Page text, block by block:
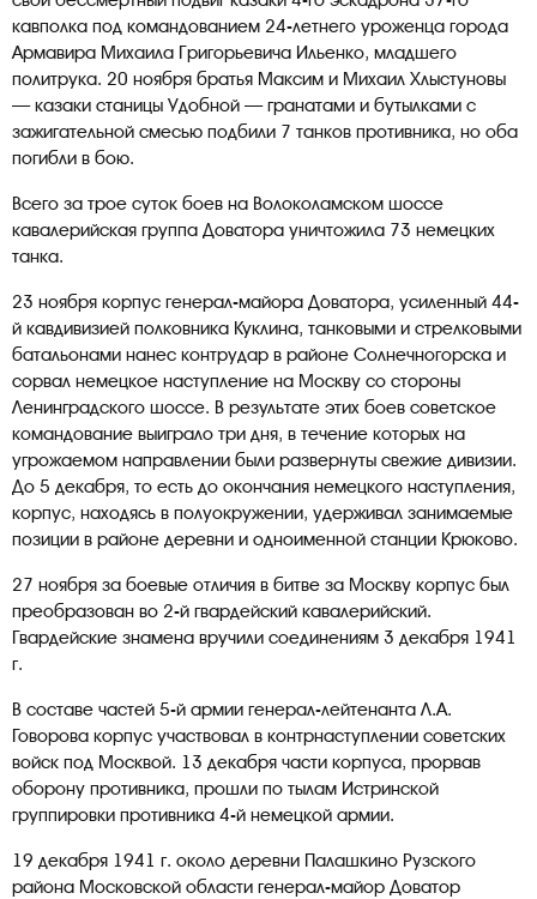
кавполка под командованием 24-летнего уроженца города
Армавира Михаила Григорьевича Ильенко, младшего
политрука. 20 ноября братья Максим и Михаил Хлыстуновы
— казаки станицы Удобной — гранатами и бутылками с
зажигательной смесью подбили 7 танков противника, но оба
погибли в бою.
Всего за трое суток боев на Волоколамском шоссе
кавалерийская группа Доватора уничтожила 73 немецких
танка.
23 ноября корпус генерал-майора Доватора, усиленный 44-
й кавдивизией полковника Куклина, танковыми и стрелковыми
батальонами нанес контрудар в районе Солнечногорска и
сорвал немецкое наступление на Москву со стороны
Ленинградского шоссе. В результате этих боев советское
командование выиграло три дня, в течение которых на
угрожаемом направлении были развернуты свежие дивизии.
До 5 декабря, то есть до окончания немецкого наступления,
корпус, находясь в полуокружении, удерживал занимаемые
позиции в районе деревни и одноименной станции Крюково.
27 ноября за боевые отличия в битве за Москву корпус был
преобразован во 2-й гвардейский кавалерийский.
Гвардейские знамена вручили соединениям 3 декабря 1941
г.
В составе частей 5-й армии генерал-лейтенанта Л.А.
Говорова корпус участвовал в контрнаступлении советских
войск под Москвой. 13 декабря части корпуса, прорвав
оборону противника, прошли по тылам Истринской
группировки противника 4-й немецкой армии.
19 декабря 1941 г. около деревни Палашкино Рузского
района Московской области генерал-майор Доватор